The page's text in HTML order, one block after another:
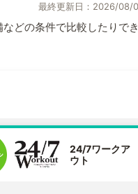
最終更新日：2026/08/
どの条件で比較したりで
24/7ワークア
ウト